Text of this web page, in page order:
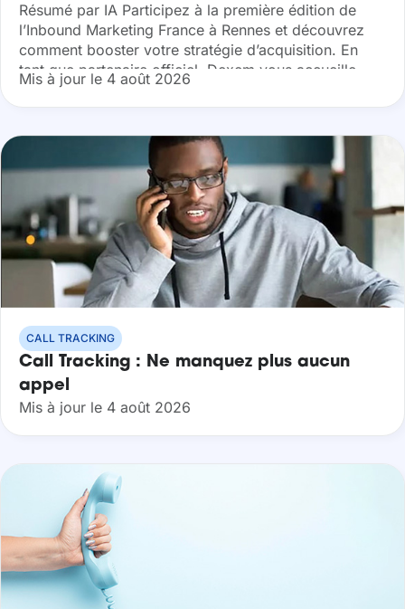
Résumé par IA Participez à la première édition de
l’Inbound Marketing France à Rennes et découvrez
comment booster votre stratégie d’acquisition. En
tant que partenaire officiel, Dexem vous accueille
pour partager son expertise sur la conversion...
Mis à jour le 4 août 2026
CALL TRACKING
Call Tracking : Ne manquez plus aucun
appel
Mis à jour le 4 août 2026